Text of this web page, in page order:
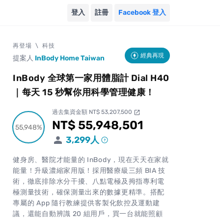
登入 註冊 Facebook 登入
再登場 \ 科技
提案人 InBody Home Taiwan 經典再現
InBody 全球第一家用體脂計 Dial H40
｜每天 15 秒幫你用科學管理健康！
55,948%
55,948%
過去集資金額 NT$ 53,207,500 open_in_new
累計集資金額
NT$ 55,948,501
3,299人
健身房、醫院才能量的 InBody，現在天天在家就
能量！升級濃縮家用版！採用醫療級三頻 BIA 技
術，徹底排除水分干擾、八點電極及拇指專利電
極測量技術，確保測量出來的數據更精準。搭配
專屬的 App 隨行教練提供客製化飲控及運動建
議，還能自動辨識 20 組用戶，買一台就能照顧